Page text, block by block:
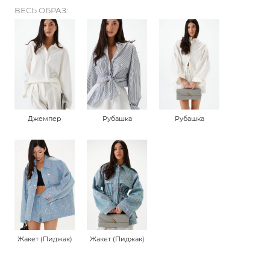
ВЕСЬ ОБРАЗ:
Джемпер Рубашка Рубашка
Жакет (Пиджак) Жакет (Пиджак)